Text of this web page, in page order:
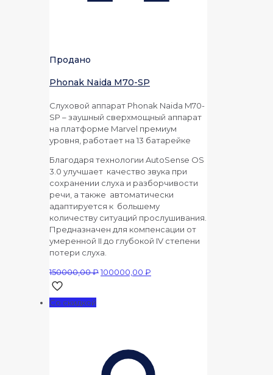
Продано
Phonak Naida M70-SP
Слуховой аппарат Phonak Naida M70-
SP – заушный сверхмощный аппарат
на платформе Marvel премиум
уровня, работает на 13 батарейке
Благодаря технологии AutoSense OS
3.0 улучшает качество звука при
сохранении слуха и разборчивости
речи, а также автоматически
адаптируется к большему
количеству ситуаций прослушивания.
Предназначен для компенсации от
умеренной II до глубокой IV степени
потери слуха.
150000,00₽Первоначальная
100000,00 ₽
Со скидкой